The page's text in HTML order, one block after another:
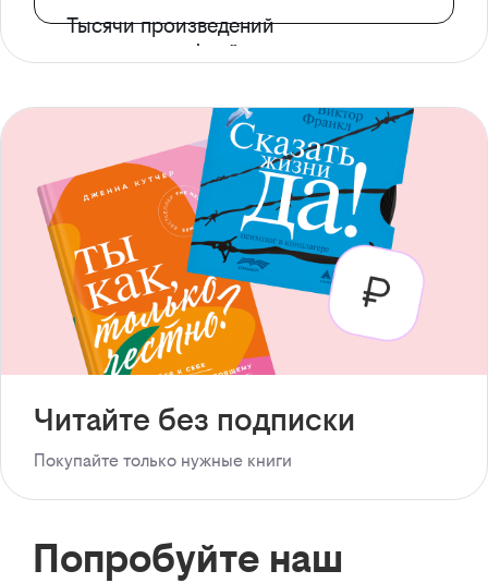
Тысячи произведений
с доступом офлайн
Читайте без подписки
Покупайте только нужные книги
Попробуйте наш